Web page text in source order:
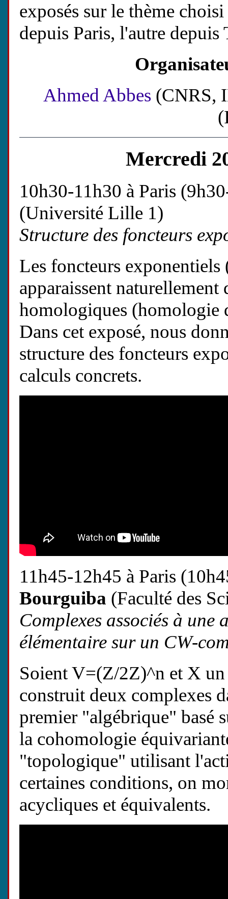
exposés sur le thème
depuis Paris, l'autre depuis
Ahmed Abbes (CNRS,
Mercredi
10h30-11h30 à Paris
(Université Lille 1)
Structure des foncteurs
Les foncteurs
apparaissent
homologiques (homologie
Dans cet exposé, nous
structure des foncteurs
calculs concrets.
11h45-12h45 à Paris
Bourguiba (Faculté des
Complexes associés à
élémentaire sur un CW-
Soient V=(Z/2Z)^n et X
construit deux complexes
premier "algébrique" basé
la cohomologie
"topologique" utilisant
certaines conditions, on
acycliques et équivalents.